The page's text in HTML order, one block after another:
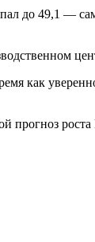
до 49,1 —
как
роста